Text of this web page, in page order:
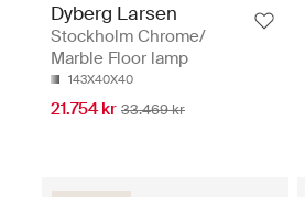
Dyberg Larsen
Stockholm Chrome/
Marble Floor lamp
143X40X40
21.754 kr 33.469 kr